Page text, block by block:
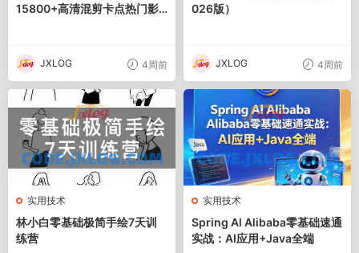
15800+高清混剪卡点热门影
JXLOG 4周前
026版）
JXLOG 4周前
实用技术
林小白零基础极简手绘7天训
练营
实用技术
Spring Al Alibaba零基础速通
实战：AI应用+Java全端